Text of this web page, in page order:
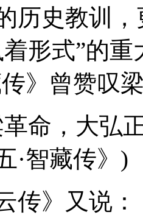
史教训，
形式”的
》曾赞叹
，大弘正
·智藏传》)
》又说：